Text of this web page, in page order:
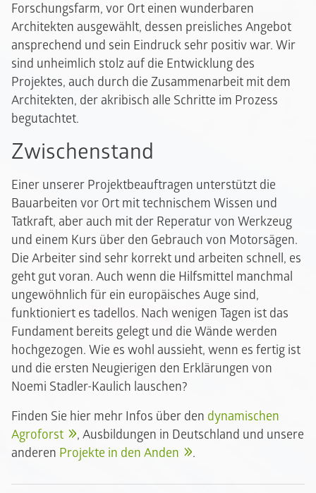
Forschungsfarm, vor Ort einen wunderbaren
Architekten ausgewählt, dessen preisliches Angebot
ansprechend und sein Eindruck sehr positiv war. Wir
sind unheimlich stolz auf die Entwicklung des
Projektes, auch durch die Zusammenarbeit mit dem
Architekten, der akribisch alle Schritte im Prozess
begutachtet.
Zwischenstand
Einer unserer Projektbeauftragen unterstützt die
Bauarbeiten vor Ort mit technischem Wissen und
Tatkraft, aber auch mit der Reperatur von Werkzeug
und einem Kurs über den Gebrauch von Motorsägen.
Die Arbeiter sind sehr korrekt und arbeiten schnell, es
geht gut voran. Auch wenn die Hilfsmittel manchmal
ungewöhnlich für ein europäisches Auge sind,
funktioniert es tadellos. Nach wenigen Tagen ist das
Fundament bereits gelegt und die Wände werden
hochgezogen. Wie es wohl aussieht, wenn es fertig ist
und die ersten Neugierigen den Erklärungen von
Noemi Stadler-Kaulich lauschen?
Finden Sie hier mehr Infos über den dynamischen
Agroforst
, Ausbildungen in Deutschland und unsere
anderen Projekte in den Anden .